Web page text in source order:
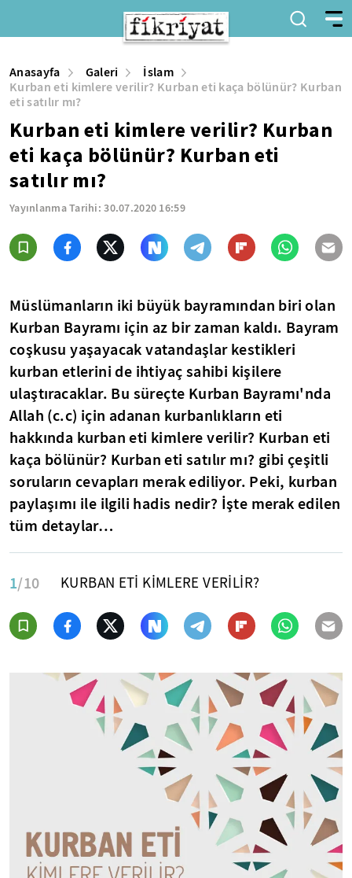
Anasayfa Galeri
İslam
Kurban eti kimlere verilir? Kurban eti kaça bölünür? Kurban
eti satılır mı?
Kurban eti kimlere verilir? Kurban
eti kaça bölünür? Kurban eti
satılır mı?
Yayınlanma Tarihi:30.07.2020 16:59
Müslümanların iki büyük bayramından biri olan
Kurban Bayramı için az bir zaman kaldı. Bayram
coşkusu yaşayacak vatandaşlar kestikleri
kurban etlerini de ihtiyaç sahibi kişilere
ulaştıracaklar. Bu süreçte Kurban Bayramı'nda
Allah (c.c) için adanan kurbanlıkların eti
hakkında kurban eti kimlere verilir? Kurban eti
kaça bölünür? Kurban eti satılır mı? gibi çeşitli
soruların cevapları merak ediliyor. Peki, kurban
paylaşımı ile ilgili hadis nedir? İşte merak edilen
tüm detaylar…
1/10 KURBAN ETİ KİMLERE VERİLİR?